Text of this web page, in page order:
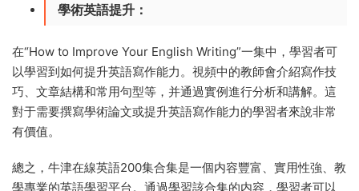
學術英語提升 ：
在“How to Improve Your English Writing”一集中，學習者可
以學習到如何提升英語寫作能力。視頻中的教師會介紹寫作技
巧、文章結構和常用句型等，并通過實例進行分析和講解。這
對于需要撰寫學術論文或提升英語寫作能力的學習者來說非常
有價值。
總之，牛津在線英語200集合集是一個内容豐富、實用性強、教
學專業的英語學習平台。通過學習該合集的内容，學習者可以